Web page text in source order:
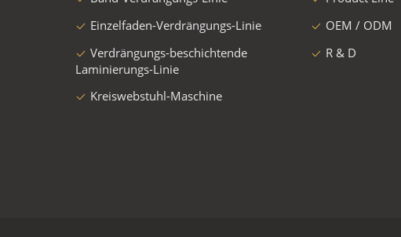
Einzelfaden-Verdrängungs-Linie
Verdrängungs-beschichtende
Laminierungs-Linie
Kreiswebstuhl-Maschine
OEM / ODM
R & D